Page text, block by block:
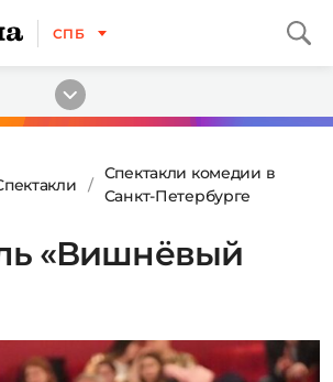
СПБ
Спектакли комедии в
Санкт-Петербурге
«Вишнёвый